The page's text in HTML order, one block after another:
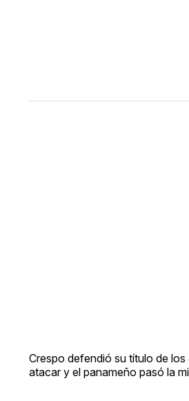
Crespo defendió su título de
atacar y el panameño pasó la